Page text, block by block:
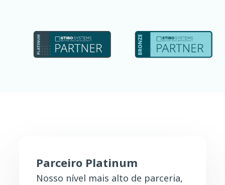
Parceiro Platinum
Nosso nível mais alto de parceria,